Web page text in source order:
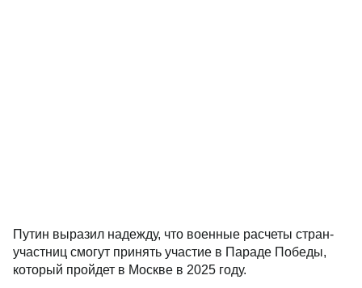
Путин выразил надежду, что военные расчеты стран-
участниц смогут принять участие в Параде Победы,
который пройдет в Москве в 2025 году.